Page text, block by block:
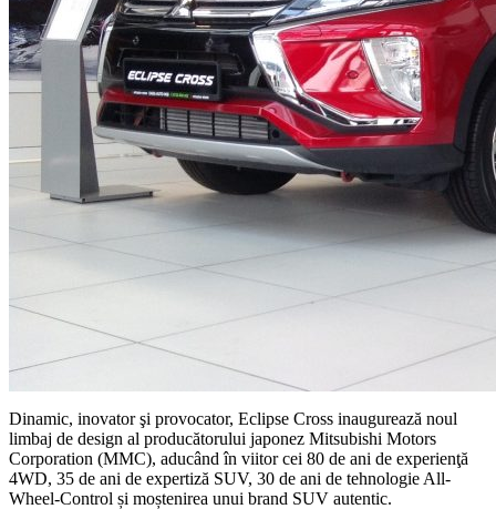
Dinamic, inovator şi provocator, Eclipse Cross inaugurează noul
limbaj de design al producătorului japonez Mitsubishi Motors
Corporation (MMC), aducând în viitor cei 80 de ani de experienţă
4WD, 35 de ani de expertiză SUV, 30 de ani de tehnologie All-
Wheel-Control și moștenirea unui brand SUV autentic.